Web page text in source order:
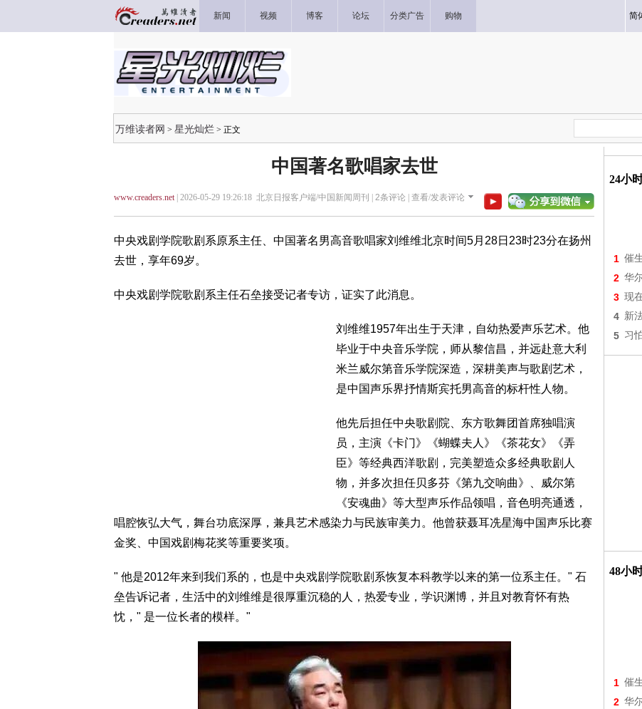
新闻 视频 博客 论坛 分类广告 购物 简
万维读者网 > 星光灿烂 > 正文
中国著名歌唱家去世
www.creaders.net| 2026-05-29 19:26:18 北京日报客户端/中国新闻周刊 | 2条评论 | 查看/发表评论
中央戏剧学院歌剧系原系主任、中国著名男高音歌唱家刘维维北京时间5月28日23时23分在扬州
去世，享年69岁。
中央戏剧学院歌剧系主任石垒接受记者专访，证实了此消息。
刘维维1957年出生于天津，自幼热爱声乐艺术。他
毕业于中央音乐学院，师从黎信昌，并远赴意大利
米兰威尔第音乐学院深造，深耕美声与歌剧艺术，
是中国声乐界抒情斯宾托男高音的标杆性人物。
他先后担任中央歌剧院、东方歌舞团首席独唱演
员，主演《卡门》《蝴蝶夫人》《茶花女》《弄
臣》等经典西洋歌剧，完美塑造众多经典歌剧人
物，并多次担任贝多芬《第九交响曲》、威尔第
《安魂曲》等大型声乐作品领唱，音色明亮通透，
唱腔恢弘大气，舞台功底深厚，兼具艺术感染力与民族审美力。他曾获聂耳冼星海中国声乐比赛
金奖、中国戏剧梅花奖等重要奖项。
" 他是2012年来到我们系的，也是中央戏剧学院歌剧系恢复本科教学以来的第一位系主任。" 石
垒告诉记者，生活中的刘维维是很厚重沉稳的人，热爱专业，学识渊博，并且对教育怀有热
忱，" 是一位长者的模样。"
24小
1 催
2 华
3 现
4 新
5 习
48小
1 催
2 华